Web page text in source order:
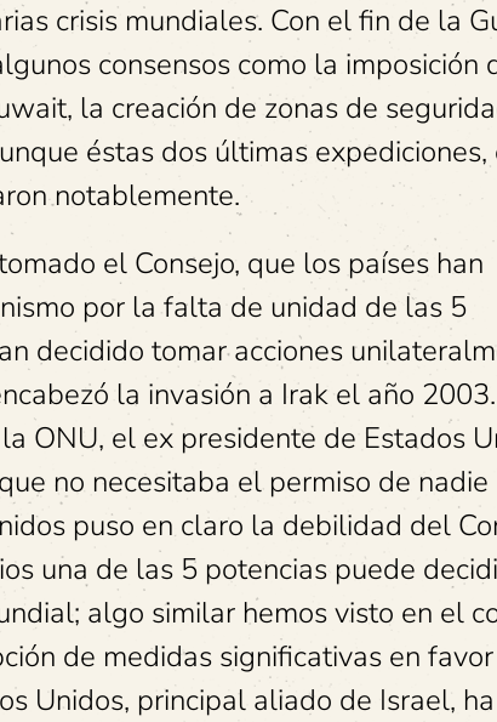
crisis mundiales. Con el fin de la
consensos como la imposición
la creación de zonas de
éstas dos últimas expediciones,
notablemente.
el Consejo, que los países han
por la falta de unidad de las 5
decidido tomar acciones
la invasión a Irak el año
ONU, el ex presidente de Estados
no necesitaba el permiso de nadie
puso en claro la debilidad del
una de las 5 potencias puede
algo similar hemos visto en el
de medidas significativas en
Unidos, principal aliado de Israel, ha